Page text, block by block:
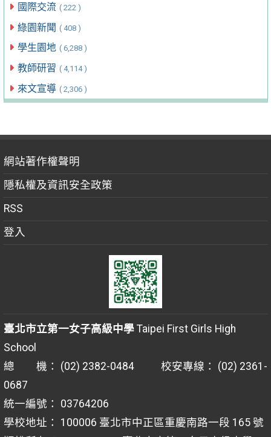
國際交流 ( 222 )
綠園新聞 ( 408 )
學生園地 ( 6,288 )
教師研習 ( 4,114 )
來文宣導 ( 2,306 )
網站著作權聲明
隱私權及資訊安全政策
RSS
登入
臺北市立第一女子高級中學Taipei First Girls High
School
總 機： (02) 2382-0484 校安專線： (02) 2361-
0687
統一編號： 03764206
學校地址： 100006 臺北市中正區重慶南路一段 165 號